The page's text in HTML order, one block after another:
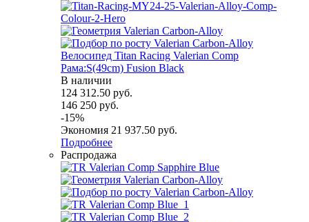
Велосипед Titan Racing Valerian Comp
Рама:S(49cm) Fusion Black
В наличии
124 312.50 руб.
146 250 руб.
-15%
Экономия 21 937.50 руб.
Подробнее
Распродажа